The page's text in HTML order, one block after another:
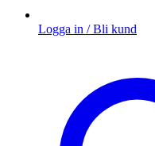
Logga in / Bli kund